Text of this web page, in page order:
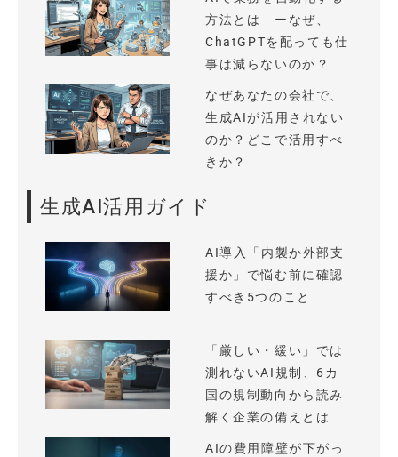
方法とは ーなぜ、
ChatGPTを配っても仕
事は減らないのか？
なぜあなたの会社で、
生成AIが活用されない
のか？どこで活用すべ
きか？
生成AI活用ガイド
AI導入「内製か外部支
援か」で悩む前に確認
すべき5つのこと
「厳しい・緩い」では
測れないAI規制、6カ
国の規制動向から読み
解く企業の備えとは
AIの費用障壁が下がっ